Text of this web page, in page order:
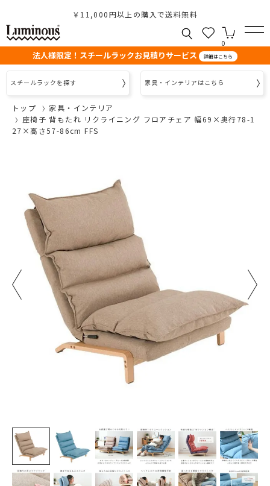
￥11,000円以上の購入で送料無料
0
法人様限定！スチールラックお見積りサービス 詳細はこちら
スチールラックを探す 家具・インテリアはこちら
トップ
家具・インテリア
座椅子 背もたれ リクライニング フロアチェア 幅69×奥行78-1
27×高さ57-86cm FFS